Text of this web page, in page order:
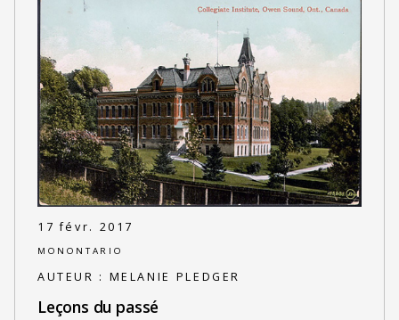
17 févr. 2017
MONONTARIO
AUTEUR : MELANIE PLEDGER
Leçons du passé